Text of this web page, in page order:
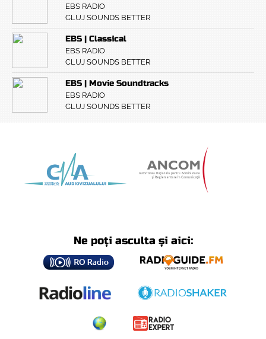
EBS RADIO
CLUJ SOUNDS BETTER
EBS | Classical
EBS RADIO
CLUJ SOUNDS BETTER
EBS | Movie Soundtracks
EBS RADIO
CLUJ SOUNDS BETTER
Ne poți asculta și aici: